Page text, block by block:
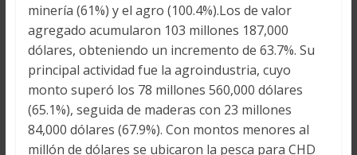
minería (61%) y el agro (100.4%).Los de valor
agregado acumularon 103 millones 187,000
dólares, obteniendo un incremento de 63.7%. Su
principal actividad fue la agroindustria, cuyo
monto superó los 78 millones 560,000 dólares
(65.1%), seguida de maderas con 23 millones
84,000 dólares (67.9%). Con montos menores al
millón de dólares se ubicaron la pesca para CHD